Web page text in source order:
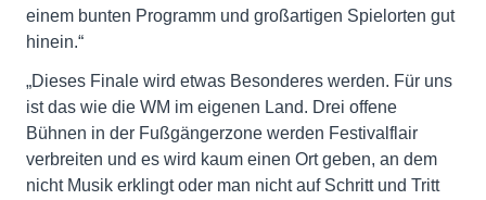
einem bunten Programm und großartigen Spielorten gut
hinein.“
„Dieses Finale wird etwas Besonderes werden. Für uns
ist das wie die WM im eigenen Land. Drei offene
Bühnen in der Fußgängerzone werden Festivalflair
verbreiten und es wird kaum einen Ort geben, an dem
nicht Musik erklingt oder man nicht auf Schritt und Tritt